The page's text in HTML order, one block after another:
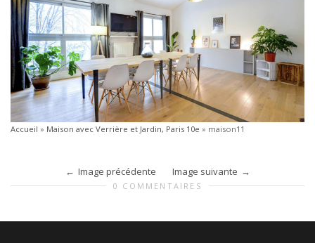
Accueil » Maison avec Verrière et Jardin, Paris 10e » maison11
Image précédente Image suivante
0 COMMENTAIRES